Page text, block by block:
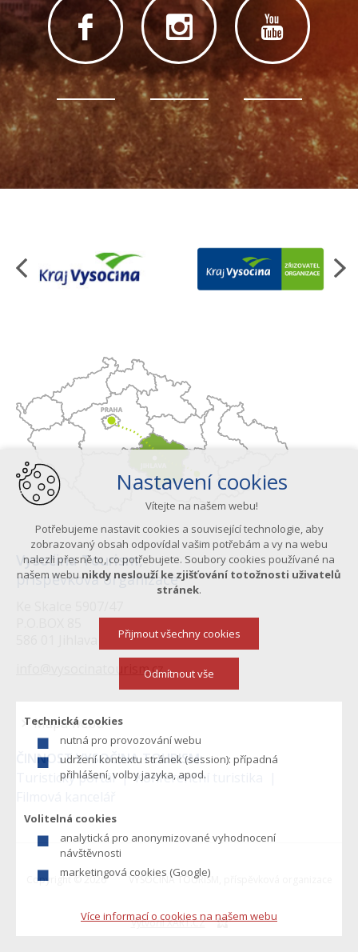
ČINNOST VYSOČINA TOURISM:
Turistický portál
Konferenční turistika
Vysočina Tourism,
příspěvková organizace
info@vysocinatourism.cz
Menu
zápatí
Mapa webu
Copyright © 2026 VYSOČINA TOURISM, příspěvková organizace
Vytvořil XART.CZ
Nastavení cookies
Vítejte na našem webu!
Potřebujeme nastavit cookies a související technologie, aby
zobrazovaný obsah odpovídal vašim potřebám a vy na webu
nalezli přesně to, co potřebujete. Soubory cookies používané na
našem webu nikdy neslouží ke zjišťování totožnosti uživatelů
stránek.
Technická cookies
nutná pro provozování webu
udržení kontextu stránek (session): případná
přihlášení, volby jazyka, apod.
Volitelná cookies
analytická pro anonymizované vyhodnocení
návštěvnosti
marketingová cookies (Google)
Více informací o cookies na našem webu
Přijmout všechny cookies
Odmítnout vše